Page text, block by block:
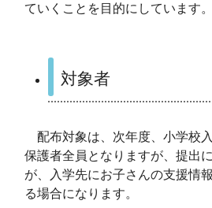
ていくことを目的にしています。
対象者
配布対象は、次年度、小学校
保護者全員となりますが、提出
が、入学先にお子さんの支援情
る場合になります。